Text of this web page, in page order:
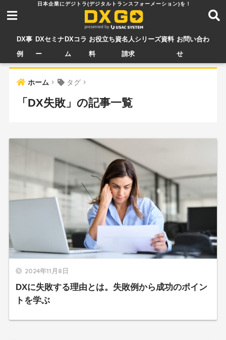
DX事
例
DXセミナ
ー
DXコラ
ム
お役立ち資
料
名人シリーズ資料
請求
お問い合わ
せ
ホーム タグ
「DX失敗」の記事一覧
2024年11月8日
DXに失敗する理由とは。失敗例から成功のポイン
トを学ぶ